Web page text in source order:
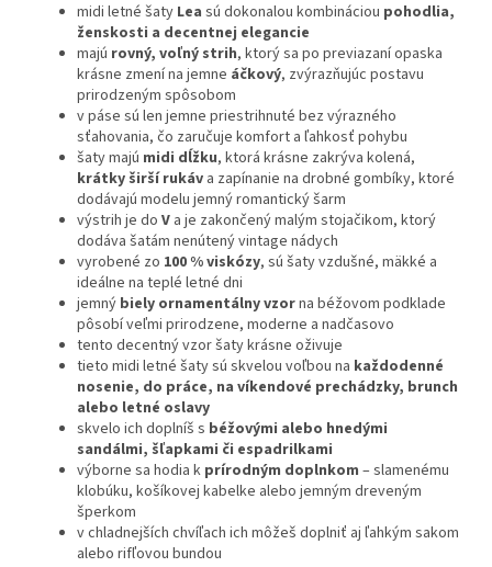
midi letné šaty Lea sú dokonalou kombináciou pohodlia,
ženskosti a decentnej elegancie
majú rovný, voľný strih, ktorý sa po previazaní opaska
krásne zmení na jemne áčkový, zvýrazňujúc postavu
prirodzeným spôsobom
v páse sú len jemne priestrihnuté bez výrazného
sťahovania, čo zaručuje komfort a ľahkosť pohybu
šaty majú midi dĺžku, ktorá krásne zakrýva kolená,
krátky širší rukáv a zapínanie na drobné gombíky, ktoré
dodávajú modelu jemný romantický šarm
výstrih je do V a je zakončený malým stojačikom, ktorý
dodáva šatám nenútený vintage nádych
vyrobené zo 100 % viskózy, sú šaty vzdušné, mäkké a
ideálne na teplé letné dni
jemný biely ornamentálny vzorna béžovom podklade
pôsobí veľmi prirodzene, moderne a nadčasovo
tento decentný vzor šaty krásne oživuje
tieto midi letné šaty sú skvelou voľbou na každodenné
nosenie, do práce, na víkendové prechádzky, brunch
alebo letné oslavy
skvelo ich doplníš s béžovými alebo hnedými
sandálmi, šľapkami či espadrilkami
výborne sa hodia k prírodným doplnkom – slamenému
klobúku, košíkovej kabelke alebo jemným dreveným
šperkom
v chladnejších chvíľach ich môžeš doplniť aj ľahkým sakom
alebo rifľovou bundou